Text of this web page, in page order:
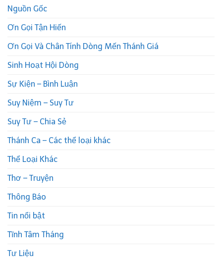
Nguồn Gốc
Ơn Gọi Tận Hiến
Ơn Gọi Và Chân Tính Dòng Mến Thánh Giá
Sinh Hoạt Hội Dòng
Sự Kiện – Bình Luận
Suy Niệm – Suy Tư
Suy Tư – Chia Sẻ
Thánh Ca – Các thể loại khác
Thể Loại Khác
Thơ – Truyện
Thông Báo
Tin nổi bật
Tĩnh Tâm Tháng
Tư Liệu